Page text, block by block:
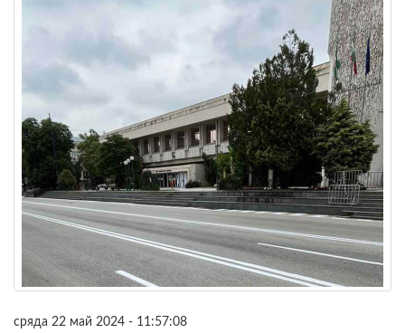
сряда 22 май 2024 - 11:57:08